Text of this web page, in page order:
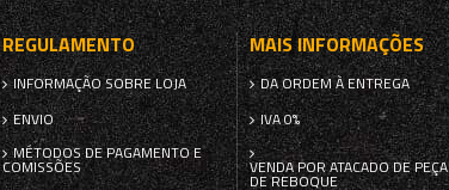
REGULAMENTO
INFORMAÇÃO SOBRE LOJA
ENVIO
MÉTODOS DE PAGAMENTO E
COMISSÕES
MAIS INFORMAÇÕES
DA ORDEM À ENTREGA
IVA 0%
VENDA POR ATACADO DE
DE REBOQUE